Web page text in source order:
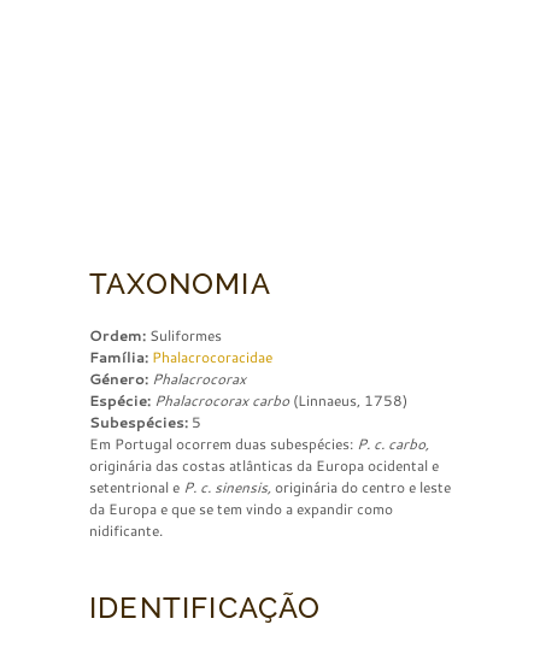
TAXONOMIA
Ordem: Suliformes
Família: Phalacrocoracidae
Género: Phalacrocorax
Espécie: Phalacrocorax carbo(Linnaeus, 1758)
Subespécies: 5
Em Portugal ocorrem duas subespécies: P. c. carbo,
originária das costas atlânticas da Europa ocidental e
setentrional e P. c. sinensis,originária do centro e leste
da Europa e que se tem vindo a expandir como
nidificante.
IDENTIFICAÇÃO